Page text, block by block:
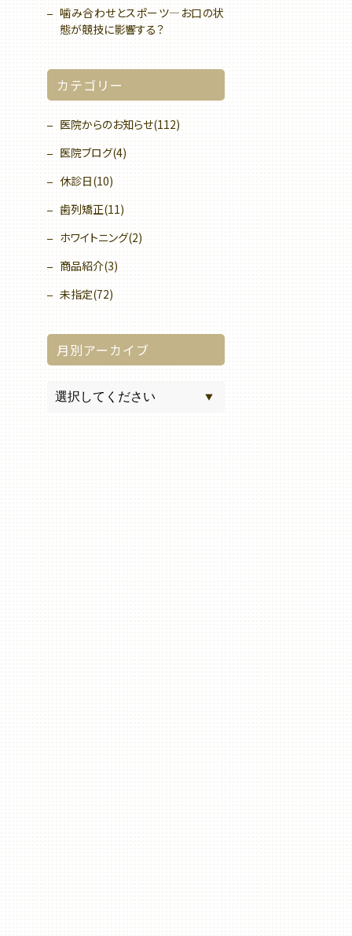
噛み合わせとスポーツ—お口の状
態が競技に影響する？
カテゴリー
医院からのお知らせ(112)
医院ブログ(4)
休診日(10)
歯列矯正(11)
ホワイトニング(2)
商品紹介(3)
未指定(72)
月別アーカイブ